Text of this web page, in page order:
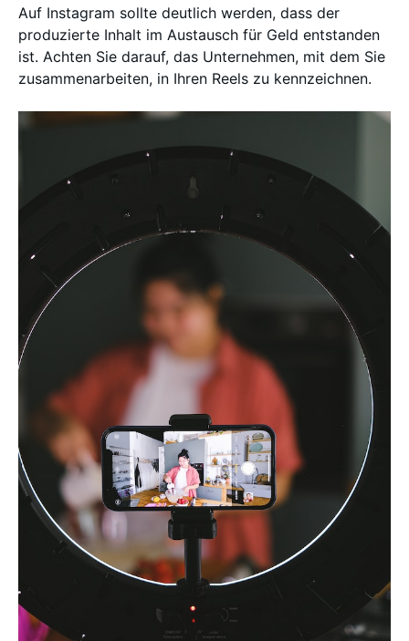
Auf Instagram sollte deutlich werden, dass der
produzierte Inhalt im Austausch für Geld entstanden
ist. Achten Sie darauf, das Unternehmen, mit dem Sie
zusammenarbeiten, in Ihren Reels zu kennzeichnen.